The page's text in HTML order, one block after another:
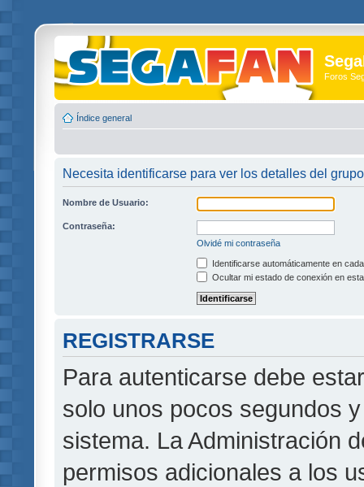
Foros
Índice general
Necesita identificarse para ver los detalles del grupo
Nombre de Usuario:
Contraseña:
Olvidé mi contraseña
Identificarse automáticamente en
Ocultar mi estado de conexión en
REGISTRARSE
Para autenticarse debe
solo unos pocos segundos
sistema. La Administración
permisos adicionales a los